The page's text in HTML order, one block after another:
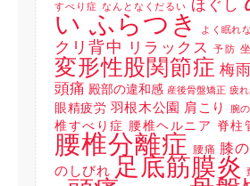
すべり症 なんとなくだるい ほぐし
い ふらつき
よく眠れ
クリ背中
リラックス 予防
変形性股関節症 梅
頭痛 殿部の違和感 産後骨盤矯正 疲
眼精疲労 羽根木公園 肩こり 腕
椎すべり症 腰椎ヘルニア 脊柱
腰椎分離症 腰痛 膝
のしびれ 足底筋膜炎